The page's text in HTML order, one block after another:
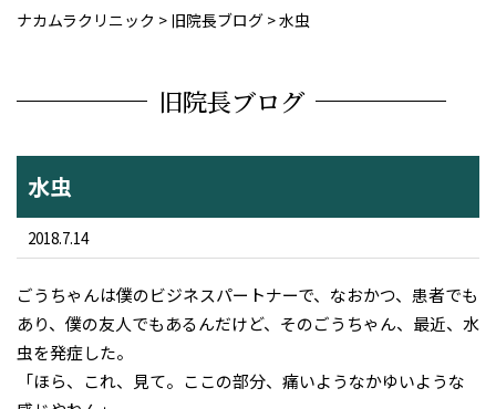
ナカムラクリニック > 旧院長ブログ >水虫
旧院長ブログ
水虫
2018.7.14
ごうちゃんは僕のビジネスパートナーで、なおかつ、患者でも
あり、僕の友人でもあるんだけど、そのごうちゃん、最近、水
虫を発症した。
「ほら、これ、見て。ここの部分、痛いようなかゆいような